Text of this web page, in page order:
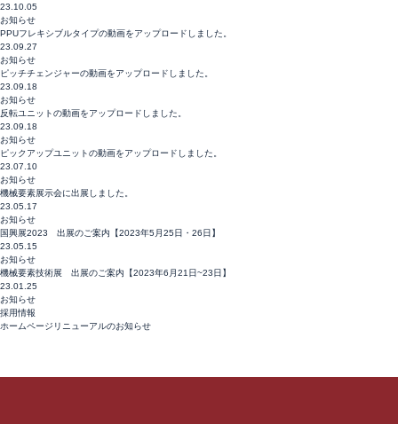
23.10.05
お知らせ
PPUフレキシブルタイプの動画をアップロードしました。
23.09.27
お知らせ
ピッチチェンジャーの動画をアップロードしました。
23.09.18
お知らせ
反転ユニットの動画をアップロードしました。
23.09.18
お知らせ
ピックアップユニットの動画をアップロードしました。
23.07.10
お知らせ
機械要素展示会に出展しました。
23.05.17
お知らせ
国興展2023 出展のご案内【2023年5月25日・26日】
23.05.15
お知らせ
機械要素技術展 出展のご案内【2023年6月21日~23日】
23.01.25
お知らせ
採用情報
ホームページリニューアルのお知らせ